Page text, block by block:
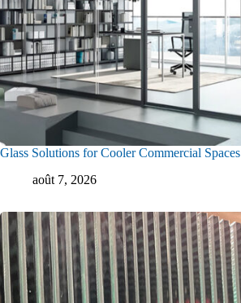
Glass Solutions for Cooler Commercial Spaces
août 7, 2026